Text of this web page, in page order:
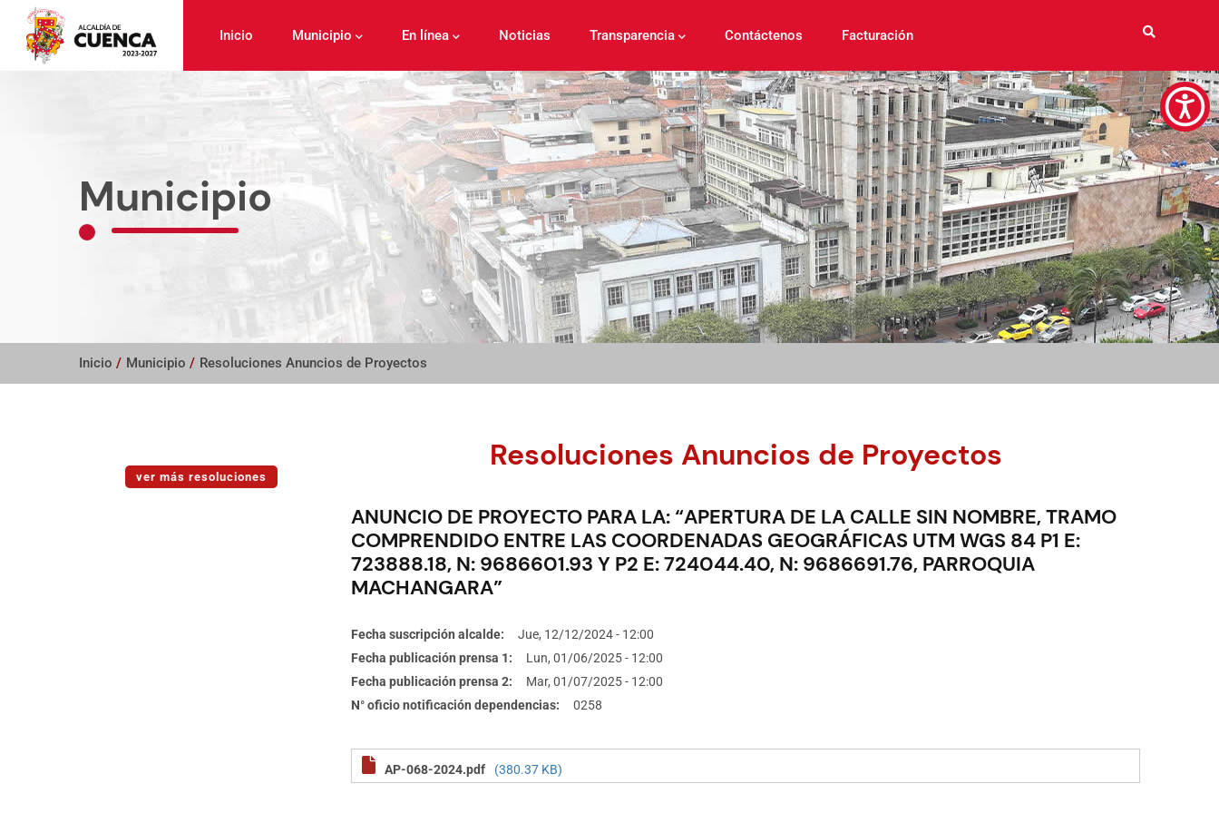
contenido
principal
Inicio Municipio En línea Noticias Transparencia Contáctenos Facturación
Municipio
Inicio / Municipio / Resoluciones Anuncios de Proyectos
Resoluciones Anuncios de Proyectos
ANUNCIO DE PROYECTO PARA LA: “APERTURA DE LA CALLE SIN NOMBRE, TRAMO
COMPRENDIDO ENTRE LAS COORDENADAS GEOGRÁFICAS UTM WGS 84 P1 E:
723888.18, N: 9686601.93 Y P2 E: 724044.40, N: 9686691.76, PARROQUIA
MACHANGARA”
Fecha suscripción alcalde
Jue, 12/12/2024 - 12:00
Fecha publicación prensa 1
Lun, 01/06/2025 - 12:00
Fecha publicación prensa 2
Mar, 01/07/2025 - 12:00
N° oficio notificación dependencias
0258
AP-068-2024.pdf (380.37 KB)
ver más resoluciones